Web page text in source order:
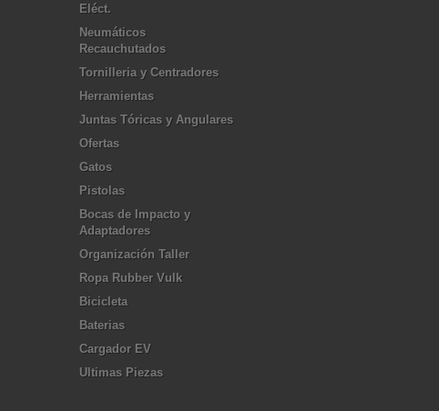
Eléct.
Neumáticos
Recauchutados
Tornilleria y Centradores
Herramientas
Juntas Tóricas y Angulares
Ofertas
Gatos
Pistolas
Bocas de Impacto y
Adaptadores
Organización Taller
Ropa Rubber Vulk
Bicicleta
Baterias
Cargador EV
Ultimas Piezas